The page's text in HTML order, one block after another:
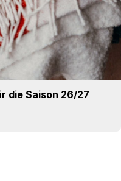
die Saison 26/27